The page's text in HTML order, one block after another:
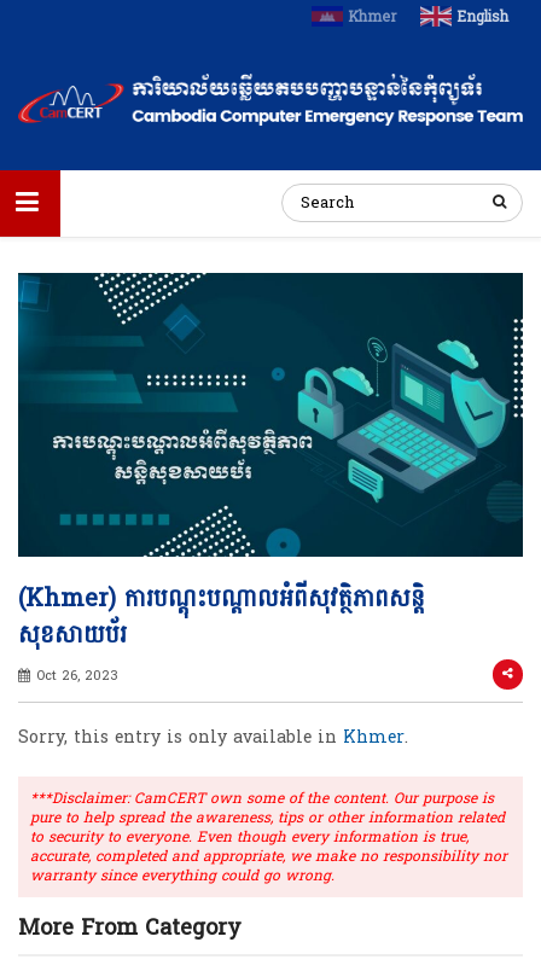
Khmer English
(Khmer) ការបណ្តុះបណ្តាលអំពីសុវត្ថិភាពសន្តិ
សុខសាយប័រ
Oct 26, 2023
Sorry, this entry is only available in Khmer.
***Disclaimer: CamCERT own some of the content. Our purpose is
pure to help spread the awareness, tips or other information related
to security to everyone. Even though every information is true,
accurate, completed and appropriate, we make no responsibility nor
warranty since everything could go wrong.
More From Category